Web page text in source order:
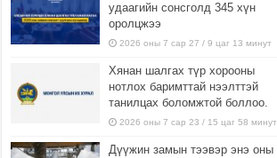
удаагийн сонсголд 345 хүн
оролцжээ
2026 оны 7 сар 27 / 9 цаг 13 минут
Хянан шалгах түр хорооны
нотлох баримттай нээлттэй
танилцах боломжтой боллоо.
2026 оны 7 сар 23 / 15 цаг 58 минут
Дүүжин замын тээвэр энэ оны